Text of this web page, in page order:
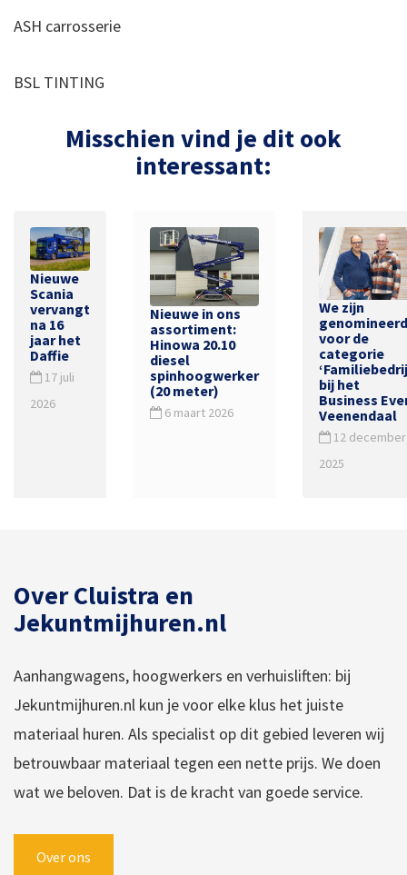
ASH carrosserie
BSL TINTING
Misschien vind je dit ook
interessant:
Nieuwe
Scania
vervangt
na 16
jaar het
Daffie
17 juli
2026
Nieuwe in ons
assortiment:
Hinowa 20.10
diesel
spinhoogwerker
(20 meter)
6 maart 2026
We zijn
genomineerd
voor de
categorie
bij het
Business
Veenendaal
12 december
2025
Over Cluistra en
Jekuntmijhuren.nl
Aanhangwagens, hoogwerkers en verhuisliften: bij
Jekuntmijhuren.nl kun je voor elke klus het juiste
materiaal huren. Als specialist op dit gebied leveren wij
betrouwbaar materiaal tegen een nette prijs. We doen
wat we beloven. Dat is de kracht van goede service.
Over ons